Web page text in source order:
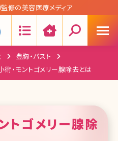
修の美容医療メディア
豊胸・バスト
術・モントゴメリー腺除去とは
トゴメリー腺除